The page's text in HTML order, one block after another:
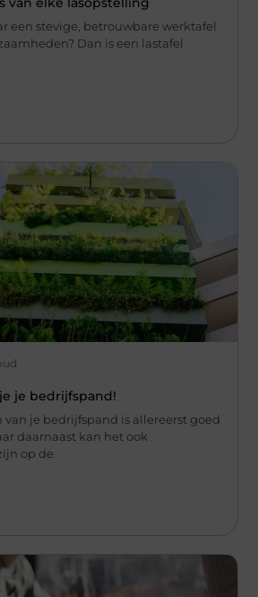
een stevige, betrouwbare werktafel
Dan is een lastafel
je bedrijfspand!
je bedrijfspand is allereerst goed
daarnaast kan het ook
op de